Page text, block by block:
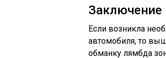
Заключение
Если возникла
автомобиля, то
обманку лямбда